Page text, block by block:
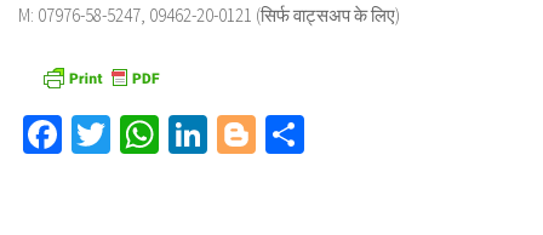
M: 07976-58-5247, 09462-20-0121 (सिर्फ वाट्सअप के लिए)
Facebook
TwitterWhatsApp
LinkedIn
Blogger